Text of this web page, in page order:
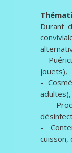
Durant
-
jouets),
-
adultes),
-
-
cuisson,